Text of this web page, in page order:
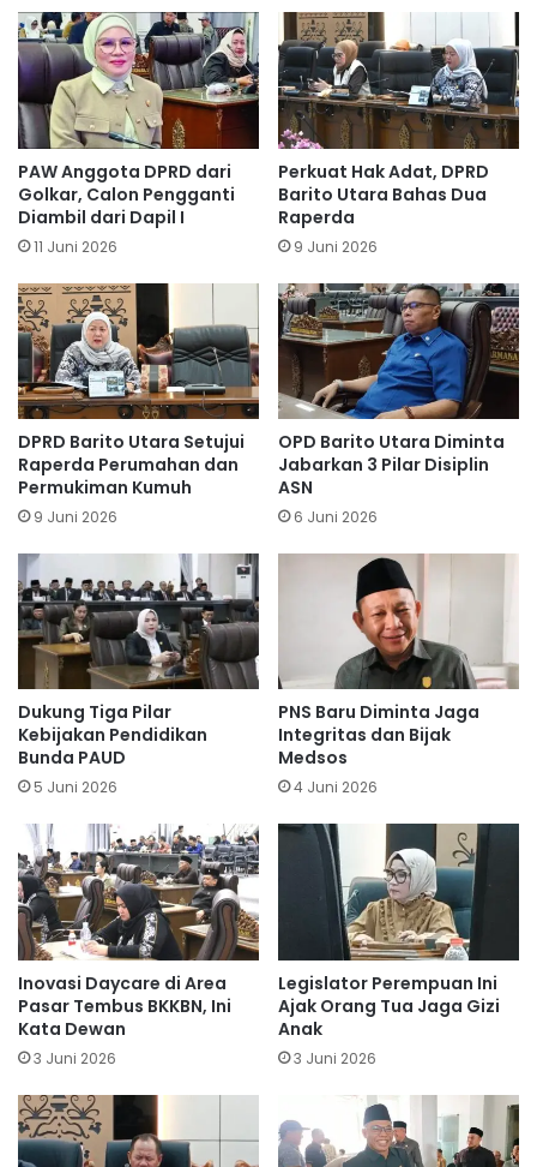
PAW Anggota DPRD dari
Golkar, Calon Pengganti
Diambil dari Dapil I
11 Juni 2026
Perkuat Hak Adat, DPRD
Barito Utara Bahas Dua
Raperda
9 Juni 2026
DPRD Barito Utara Setujui
Raperda Perumahan dan
Permukiman Kumuh
9 Juni 2026
OPD Barito Utara Diminta
Jabarkan 3 Pilar Disiplin
ASN
6 Juni 2026
Dukung Tiga Pilar
Kebijakan Pendidikan
Bunda PAUD
5 Juni 2026
PNS Baru Diminta Jaga
Integritas dan Bijak
Medsos
4 Juni 2026
Inovasi Daycare di Area
Pasar Tembus BKKBN, Ini
Kata Dewan
3 Juni 2026
Legislator Perempuan Ini
Ajak Orang Tua Jaga Gizi
Anak
3 Juni 2026